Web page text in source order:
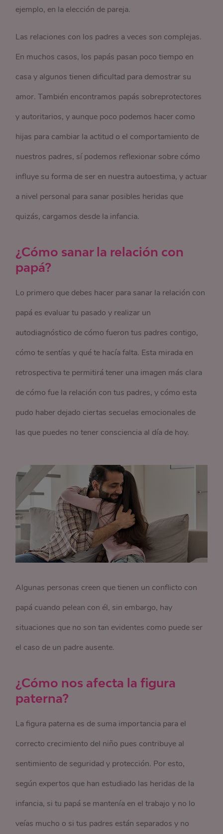
ejemplo, en la elección de pareja.
Las relaciones con los padres a veces son complejas.
En muchos casos, los papás pasan poco tiempo en
casa y algunos tienen dificultad para demostrar su
amor. También encontramos papás sobreprotectores
y autoritarios, y aunque poco podemos hacer como
hijas para cambiar la actitud o el comportamiento de
nuestros padres, sí podemos reflexionar sobre cómo
influye su forma de ser en nuestra autoestima, y actuar
a nivel personal para sanar posibles heridas que
quizás, cargamos desde la infancia.
¿Cómo sanar la relación con
papá?
Lo primero que debes hacer para sanar la relación con
papá es evaluar tu pasado y realizar un
autodiagnóstico de cómo fueron tus padres contigo,
cómo te sentías y qué te hacía falta. Esta mirada en
retrospectiva te permitirá tener una imagen más clara
de cómo fue la relación con tus padres, y cómo esta
pudo haber dejado ciertas secuelas emocionales de
las que puedes no tener consciencia al día de hoy.
Algunas personas creen que tienen un conflicto con
papá cuando pelean con él, sin embargo, hay
situaciones que no son tan evidentes como puede ser
el caso de un padre ausente.
¿Cómo nos afecta la figura
paterna?
La figura paterna es de suma importancia para el
correcto crecimiento del niño pues contribuye al
sentimiento de seguridad y protección. Por esto,
según expertos que han estudiado las heridas de la
infancia, si tu papá se mantenía en el trabajo y no lo
veías mucho o si tus padres están separados y no